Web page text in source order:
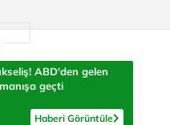
ABD'den gelen
geçti
Haberi Görüntüle